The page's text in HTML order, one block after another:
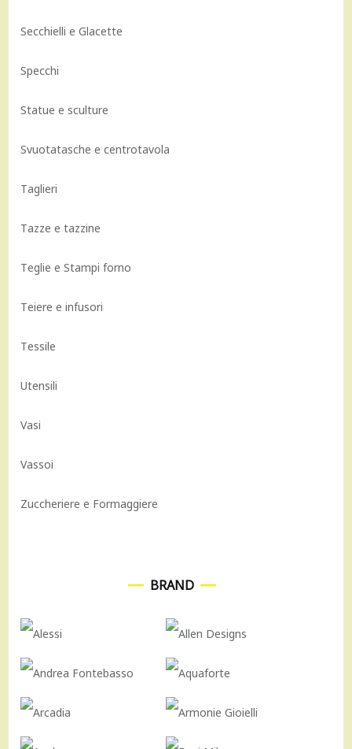
Secchielli e Glacette
Specchi
Statue e sculture
Svuotatasche e centrotavola
Taglieri
Tazze e tazzine
Teglie e Stampi forno
Teiere e infusori
Tessile
Utensili
Vasi
Vassoi
Zuccheriere e Formaggiere
BRAND